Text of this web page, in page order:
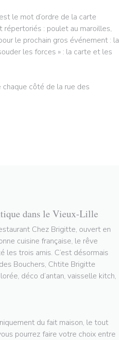
le mot d’ordre de la carte
répertoriés : poulet au maroilles,
le prochain gros événement : la
les forces » : la carte et les
côté de la rue des
dans le Vieux-Lille
Chez Brigitte, ouvert en
cuisine française, le rêve
les trois amis. C’est désormais
Bouchers, Chtite Brigitte
déco d’antan, vaisselle kitch,
du fait maison, le tout
pourrez faire votre choix entre